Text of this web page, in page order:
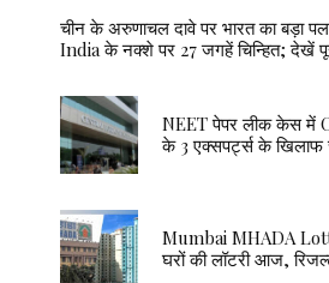
चीन के अरुणाचल दावे पर भारत का बड़ा
India के नक्शे पर 27 जगहें चिन्हित; देखें
NEET पेपर लीक केस में
के 3 एक्सपर्ट्स के खिलाफ
Mumbai MHADA
घरों की लॉटरी आज,